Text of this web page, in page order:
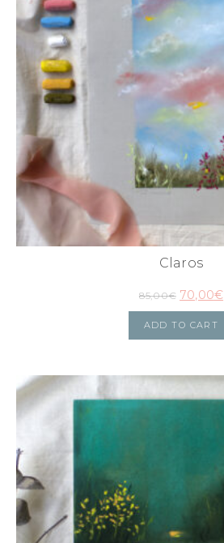
Claros
85,00€ 70,00€
ADD TO CART